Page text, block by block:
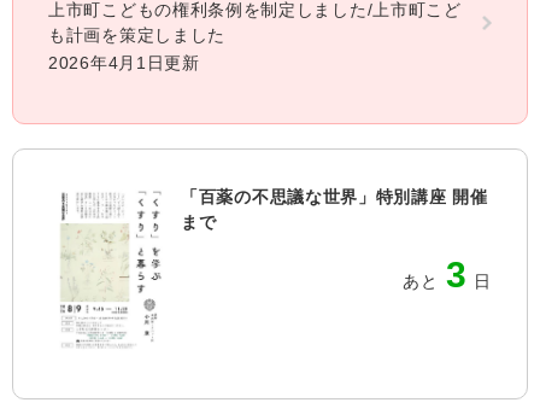
上市町こどもの権利条例を制定しました/上市町こど
も計画を策定しました
2026年4月1日更新
「百薬の不思議な世界」特別講座 開催
まで
あと 3 日